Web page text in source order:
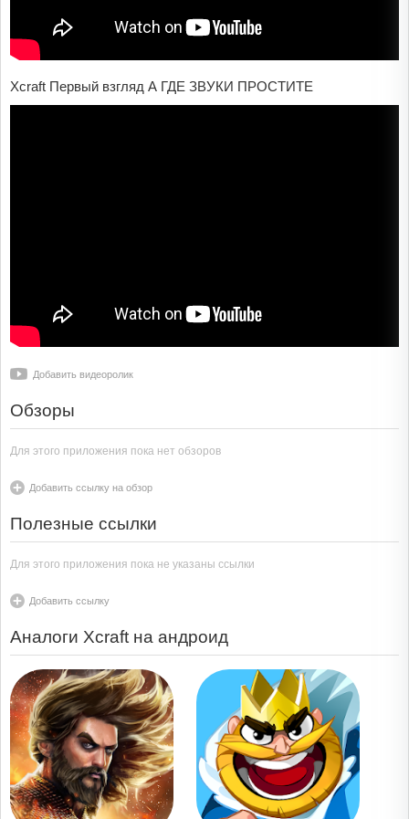
Xcraft Первый взгляд А ГДЕ ЗВУКИ ПРОСТИТЕ
Добавить видеоролик
Обзоры
Для этого приложения пока нет обзоров
Добавить ссылку на обзор
Полезные ссылки
Для этого приложения пока не указаны ссылки
Добавить ссылку
Аналоги Xcraft на андроид